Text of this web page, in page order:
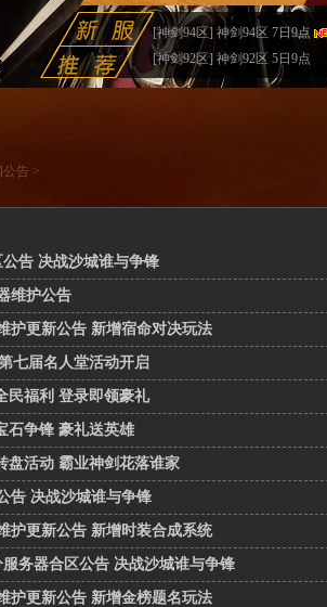
[神剑94区] 神剑94区 7日9点
[神剑92区] 神剑92区 5日9点
公告 >
告 决战沙城谁与争锋
维护公告
护更新公告 新增宿命对决玩法
七届名人堂活动开启
民福利 登录即领豪礼
石争锋 豪礼送英雄
盘活动 霸业神剑花落谁家
告 决战沙城谁与争锋
护更新公告 新增时装合成系统
务器合区公告 决战沙城谁与争锋
护更新公告 新增金榜题名玩法